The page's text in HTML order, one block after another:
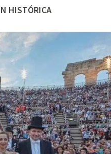
HISTÓRICA